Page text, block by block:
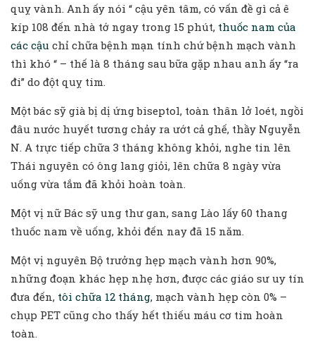
quỵ vành. Anh ấy nói “ cậu yên tâm, có vấn đề gì cả ê
kíp 108 đến nhà tớ ngay trong 15 phút, thuốc nam của
các cậu chỉ chữa bệnh mạn tính chứ bệnh mạch vành
thì khó “ – thế là 8 tháng sau bữa gặp nhau anh ấy “ra
đi” do đột quỵ tim.
Một bác sỹ già bị dị ứng biseptol, toàn thân lở loét, ngồi
đâu nước huyết tương chảy ra ướt cả ghế, thầy Nguyễn
N. A trực tiếp chữa 3 tháng không khỏi, nghe tin lên
Thái nguyên có ông lang giỏi, lên chữa 8 ngày vừa
uống vừa tắm đã khỏi hoàn toàn.
Một vị nữ Bác sỹ ung thư gan, sang Lào lấy 60 thang
thuốc nam về uống, khỏi đến nay đã 15 năm.
Một vị nguyên Bộ trưởng hẹp mạch vành hơn 90%,
những đoạn khác hẹp nhẹ hơn, được các giáo sư uy tín
đưa đến, tôi chữa 12 tháng, mạch vành hẹp còn 0% –
chụp PET cũng cho thấy hết thiếu máu cơ tim hoàn
toàn.